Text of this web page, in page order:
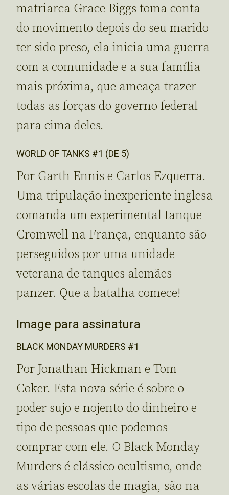
matriarca Grace Biggs toma conta
do movimento depois do seu marido
ter sido preso, ela inicia uma guerra
com a comunidade e a sua família
mais próxima, que ameaça trazer
todas as forças do governo federal
para cima deles.
WORLD OF TANKS #1 (DE 5)
Por Garth Ennis e Carlos Ezquerra.
Uma tripulação inexperiente inglesa
comanda um experimental tanque
Cromwell na França, enquanto são
perseguidos por uma unidade
veterana de tanques alemães
panzer. Que a batalha comece!
Image para assinatura
BLACK MONDAY MURDERS #1
Por Jonathan Hickman e Tom
Coker. Esta nova série é sobre o
poder sujo e nojento do dinheiro e
tipo de pessoas que podemos
comprar com ele. O Black Monday
Murders é clássico ocultismo, onde
as várias escolas de magia, são na